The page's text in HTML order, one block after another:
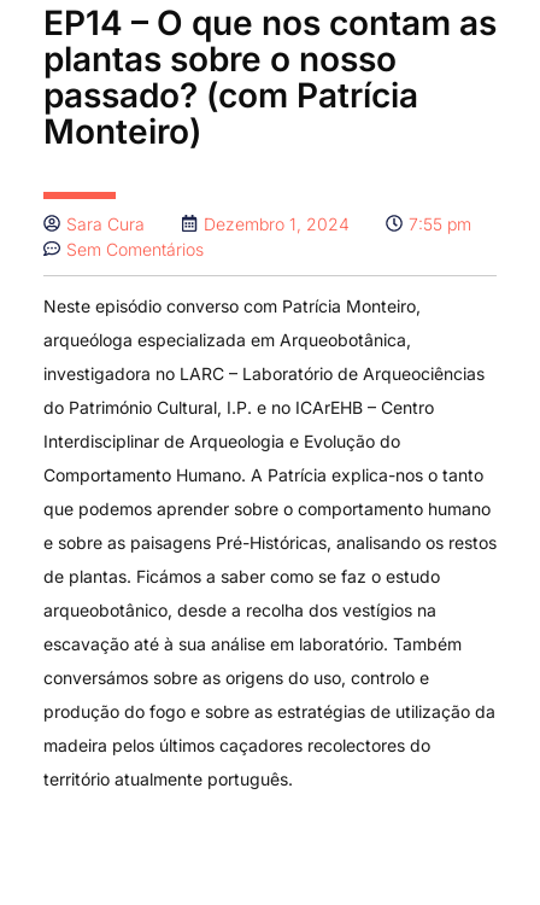
EP14 – O que nos contam as
plantas sobre o nosso
passado? (com Patrícia
Monteiro)
Sara Cura Dezembro 1, 2024
7:55 pm
Sem Comentários
Neste episódio converso com Patrícia Monteiro,
arqueóloga especializada em Arqueobotânica,
investigadora no LARC – Laboratório de Arqueociências
do Património Cultural, I.P. e no ICArEHB – Centro
Interdisciplinar de Arqueologia e Evolução do
Comportamento Humano. A Patrícia explica-nos o tanto
que podemos aprender sobre o comportamento humano
e sobre as paisagens Pré-Históricas, analisando os restos
de plantas. Ficámos a saber como se faz o estudo
arqueobotânico, desde a recolha dos vestígios na
escavação até à sua análise em laboratório. Também
conversámos sobre as origens do uso, controlo e
produção do fogo e sobre as estratégias de utilização da
madeira pelos últimos caçadores recolectores do
território atualmente português.